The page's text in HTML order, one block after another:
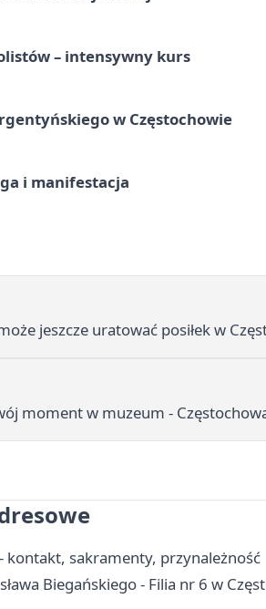
– intensywny kurs
w Częstochowie
i manifestacja
jeszcze uratować posiłek w
moment w muzeum -
kontakt, sakramenty, przynależność
Biegańskiego - Filia nr 6 w